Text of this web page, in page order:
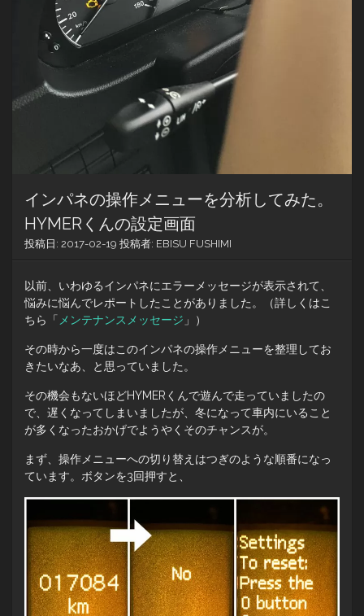
インパネの操作メニューを分析してみた。
HYMERくんの設定画面
投稿日: 2017-02-19 投稿者: EBISU FUSHIMI
以前、いわゆるインパネにエラーメッセージが表示されて、
悩みに悩んでレポートしたことがありました。（詳しくはこ
ちら「 メンテナンスメッセージ 」）
その時から一度はこのインパネの操作メニューを整理してお
きたいなあ、と思っていました。
その機会もないほどHYMERくんで遊んで走っていましたの
で、遅くなってしまいましたが、冬になって車内にいること
が多くなったおかげでようやくそのチャンスが。
まず、操作メニューへの切り替えはつぎのような順番になっ
ています。ボタンを3回押すと、